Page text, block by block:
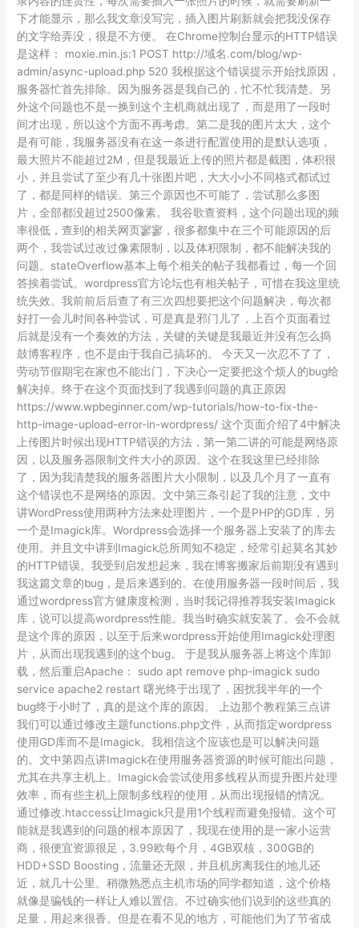
下才能显示，那么我文章没写完，插入图片刷新就会把我没保存
的文字给弄没，很是不方便。 在Chrome控制台显示的HTTP错误
是这样： moxie.min.js:1 POST http://域名.com/blog/wp-
admin/async-upload.php 520 我根据这个错误提示开始找原因，
服务器忙首先排除。因为服务器是我自己的，忙不忙我清楚。另
外这个问题也不是一换到这个主机商就出现了，而是用了一段时
间才出现，所以这个方面不再考虑。第二是我的图片太大，这个
是有可能，我服务器没有在这一条进行配置使用的是默认选项，
最大照片不能超过2M，但是我最近上传的照片都是截图，体积很
小，并且尝试了至少有几十张图片吧，大大小小不同格式都试过
了，都是同样的错误。第三个原因也不可能了，尝试那么多图
片，全部都没超过2500像素。 我谷歌查资料，这个问题出现的频
率很低，查到的相关网页寥寥，很多都集中在三个可能原因的后
两个，我尝试过改过像素限制，以及体积限制，都不能解决我的
问题。stateOverflow基本上每个相关的帖子我都看过，每一个回
答挨着尝试。wordpress官方论坛也有相关帖子，可惜在我这里统
统失效。我前前后后查了有三次四想要把这个问题解决，每次都
好打一会儿时间各种尝试，可是真是邪门儿了，上百个页面看过
后就是没有一个奏效的方法，关键的关键是我最近并没有怎么捣
鼓博客程序，也不是由于我自己搞坏的。 今天又一次忍不了了，
劳动节假期宅在家也不能出门，下决心一定要把这个烦人的bug给
解决掉。终于在这个页面找到了我遇到问题的真正原因
https://www.wpbeginner.com/wp-tutorials/how-to-fix-the-
http-image-upload-error-in-wordpress/ 这个页面介绍了4中解决
上传图片时候出现HTTP错误的方法，第一第二讲的可能是网络原
因，以及服务器限制文件大小的原因。这个在我这里已经排除
了，因为我清楚我的服务器图片大小限制，以及几个月了一直有
这个错误也不是网络的原因。文中第三条引起了我的注意，文中
讲WordPress使用两种方法来处理图片，一个是PHP的GD库，另
一个是Imagick库。Wordpress会选择一个服务器上安装了的库去
使用。并且文中讲到Imagick总所周知不稳定，经常引起莫名其妙
的HTTP错误。我受到启发想起来，我在博客搬家后前期没有遇到
我这篇文章的bug，是后来遇到的。在使用服务器一段时间后，我
通过wordpress官方健康度检测，当时我记得推荐我安装Imagick
库，说可以提高wordpress性能。我当时确实就安装了。会不会就
是这个库的原因，以至于后来wordpress开始使用Imagick处理图
片，从而出现我遇到的这个bug。 于是我从服务器上将这个库卸
载，然后重启Apache： sudo apt remove php-imagick sudo
service apache2 restart 曙光终于出现了，困扰我半年的一个
bug终于小时了，真的是这个库的原因。 上边那个教程第三点讲
我们可以通过修改主题functions.php文件，从而指定wordpress
使用GD库而不是Imagick。我相信这个应该也是可以解决问题
的。文中第四点讲Imagick在使用服务器资源的时候可能出问题，
尤其在共享主机上。Imagick会尝试使用多线程从而提升图片处理
效率，而有些主机上限制多线程的使用，从而出现报错的情况。
通过修改.htaccess让Imagick只是用1个线程而避免报错。这个可
能就是我遇到的问题的根本原因了，我现在使用的是一家小运营
商，很便宜资源很足，3.99欧每个月，4GB双核，300GB的
HDD+SSD Boosting，流量还无限，并且机房离我住的地儿还
近，就几十公里。稍微熟悉点主机市场的同学都知道，这个价格
就像是骗钱的一样让人难以置信。不过确实他们说到的这些真的
足量，用起来很香。但是在看不见的地方，可能他们为了节省成